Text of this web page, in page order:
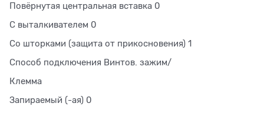
Повёрнутая центральная вставка 0
С выталкивателем 0
Со шторками (защита от прикосновения) 1
Способ подключения Винтов. зажим/
Клемма
Запираемый (-ая) 0